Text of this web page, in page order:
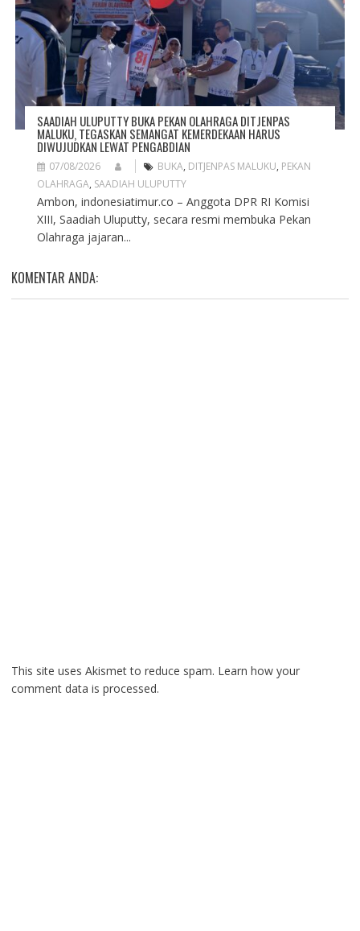
SAADIAH ULUPUTTY BUKA PEKAN OLAHRAGA DITJENPAS
MALUKU, TEGASKAN SEMANGAT KEMERDEKAAN HARUS
DIWUJUDKAN LEWAT PENGABDIAN
07/08/2026 BUKA, DITJENPAS MALUKU, PEKAN
OLAHRAGA, SAADIAH ULUPUTTY
Ambon, indonesiatimur.co – Anggota DPR RI Komisi
XIII, Saadiah Uluputty, secara resmi membuka Pekan
Olahraga jajaran...
KOMENTAR ANDA:
This site uses Akismet to reduce spam. Learn how your
comment data is processed.